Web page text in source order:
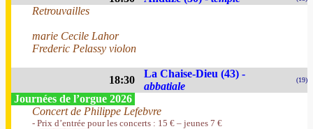
Retrouvailles
marie Cecile Lahor
Frederic Pelassy violon
18:30
La Chaise-Dieu (43) -
abbatiale
(19)
Journées de l’orgue 2026
Concert de Philippe Lefebvre
- Prix d’entrée pour les concerts : 15 € – jeunes 7 €